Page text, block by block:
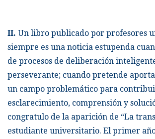
II. Un libro publicado por profesores
siempre es una noticia estupenda
de procesos de deliberación
perseverante; cuando pretende
un campo problemático para
esclarecimiento, comprensión y
congratulo de la aparición de “La
estudiante universitario. El primer